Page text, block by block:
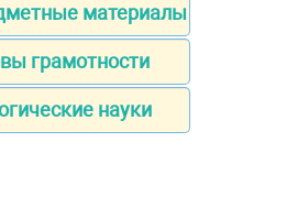
материалы
грамотности
науки